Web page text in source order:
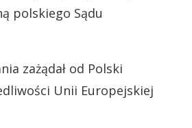
polskiego Sądu
zażądał od Polski
Unii Europejskiej